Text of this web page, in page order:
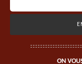
ON